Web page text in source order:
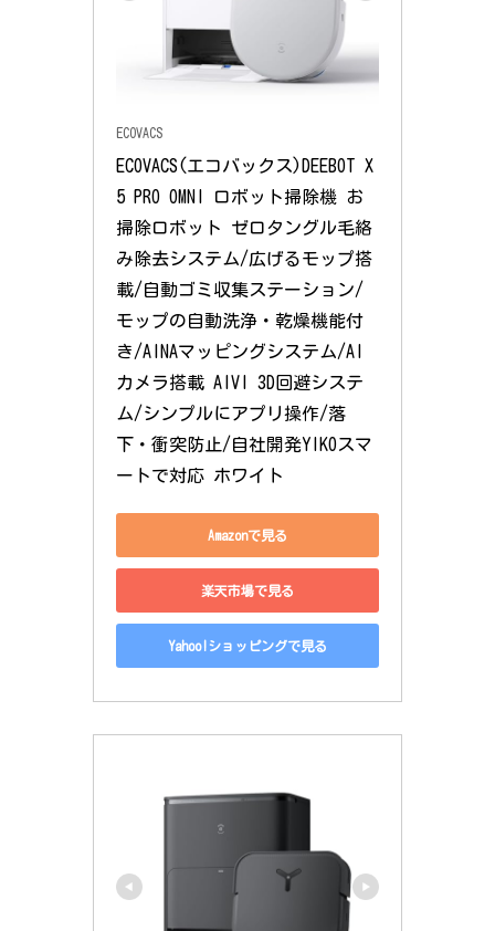
ECOVACS
ECOVACS(エコバックス)DEEBOT X
5 PRO OMNI ロボット掃除機 お
掃除ロボット ゼロタングル毛絡
み除去システム/広げるモップ搭
載/自動ゴミ収集ステーション/
モップの自動洗浄・乾燥機能付
き/AINAマッピングシステム/AI
カメラ搭載 AIVI 3D回避システ
ム/シンプルにアプリ操作/落
下・衝突防止/自社開発YIKOスマ
ートで対応 ホワイト
Amazonで見る
楽天市場で見る
Yahoo!ショッピングで見る